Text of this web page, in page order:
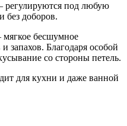
регулируются под любую
без доборов.
мягкое бесшумное
запахов. Благодаря особой
со стороны петель.
для кухни и даже ванной